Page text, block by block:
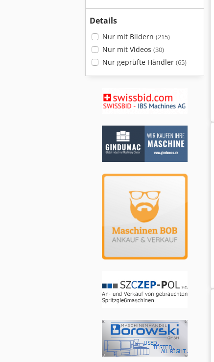
Details
Nur mit Bildern (215)
Nur mit Videos (30)
Nur geprüfte Händler (65)